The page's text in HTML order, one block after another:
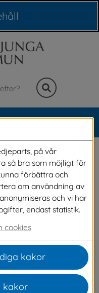
nyheter. Om du vill
och vill få
du prenumerera på
på vår
så bra som möjligt för
förbättra och
om användning av
och vi har
endast statistik.
cookies
kakor
kakor